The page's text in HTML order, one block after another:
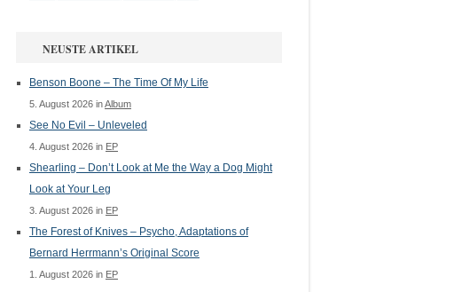
NEUSTE ARTIKEL
Benson Boone – The Time Of My Life
5. August 2026 inAlbum
See No Evil – Unleveled
4. August 2026 in EP
Shearling – Don’t Look at Me the Way a Dog Might
Look at Your Leg
3. August 2026 in EP
The Forest of Knives – Psycho, Adaptations of
Bernard Herrmann’s Original Score
1. August 2026 in EP